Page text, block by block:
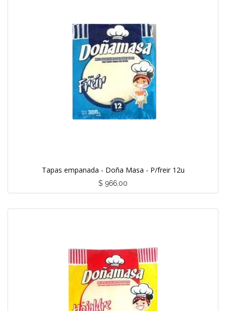
Tapas empanada - Doña Masa - P/freir 12u
$ 966,00